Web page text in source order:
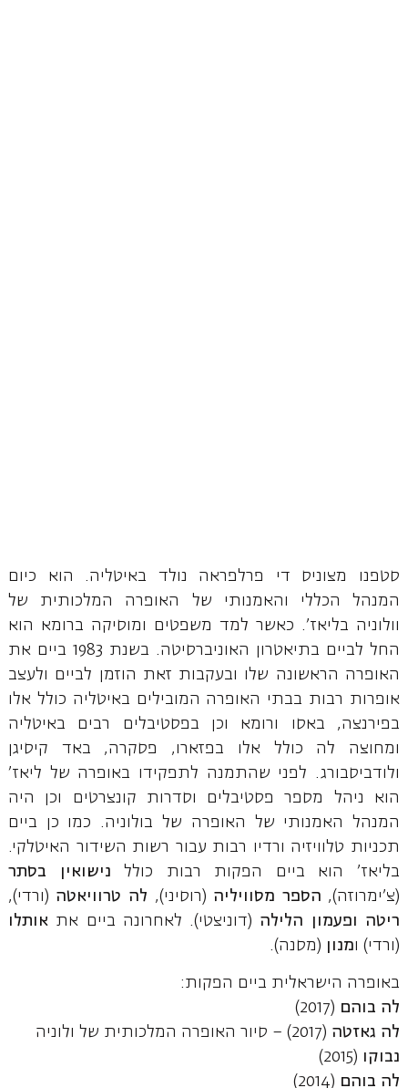
סטפנו מצוניס די פרלפראה נולד באיטליה. הוא כיום
המנהל הכללי והאמנותי של האופרה המלכותית של
וולוניה בליאז'. כאשר למד משפטים ומוסיקה ברומא הוא
החל לביים בתיאטרון האוניברסיטה. בשנת 1983 ביים את
האופרה הראשונה שלו ובעקבות זאת הוזמן לביים ולעצב
אופרות רבות בבתי האופרה המובילים באיטליה כולל אלו
בפירנצה, באסו ורומא וכן בפסטיבלים רבים באיטליה
ומחוצה לה כולל אלו בפזארו, פסקרה, באד קיסיגן
ולודביסבורג. לפני שהתמנה לתפקידו באופרה של ליאז'
הוא ניהל מספר פסטיבלים וסדרות קונצרטים וכן היה
המנהל האמנותי של האופרה של בולוניה. כמו כן ביים
תכניות טלוויזיה ורדיו רבות עבור רשות השידור האיטלקי.
בליאז' הוא ביים הפקות רבות כולל נישואין בסתר
(צ'ימרוזה), הספר מסוויליה (רוסיני), לה טרוויאטה (ורדי),
ריטה ופעמון הלילה (דוניצטי). לאחרונה ביים אתאותלו
(ורדי) ומנון (מסנה).
באופרה הישראלית ביים הפקות:
לה בוהם (2017)
לה גאזטה (2017) – סיור האופרה המלכותית של ולוניה
נבוקו (2015)
לה בוהם (2014)